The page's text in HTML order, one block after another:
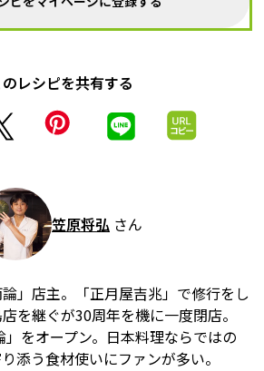
のレシピを共有する
笠原将弘 さん
」店主。「正月屋吉兆」で修行をし
を継ぐが30周年を機に一度閉店。
をオープン。日本料理ならではの
添う食材使いにファンが多い。